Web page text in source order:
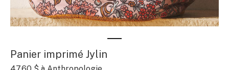
Panier imprimé Jylin